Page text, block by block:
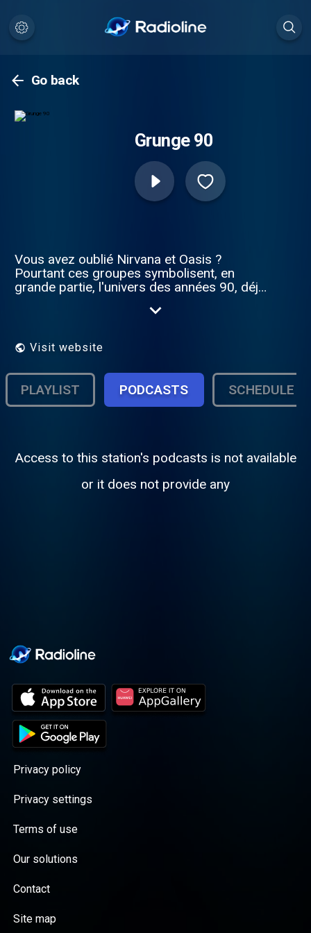
Go back
Grunge 90
Vous avez oublié Nirvana et Oasis ?
Pourtant ces groupes symbolisent, en
grande partie, l'univers des années 90, déjà
parfois tout aussi déjantées, avec leurs lots
oreilles d'adolescents aujourd'hui (déjà)
presque quadras ! C'est tout cet univers
que reconstitue la webradio Grunge 90.
Visit website
PLAYLIST PODCASTS SCHEDULE
Access to this station's podcasts is not available
or it does not provide any
Privacy policy
Privacy settings
Terms of use
Our solutions
Contact
Site map